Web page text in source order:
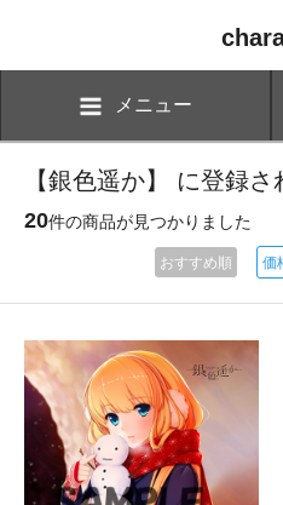
メニュー
【銀色遥か】 に登録
20件の商品が見つかりました
おすすめ順 価